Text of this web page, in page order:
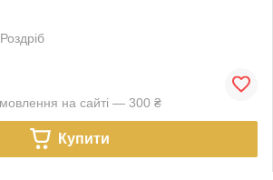
Роздріб
на сайті — 300 ₴
Купити